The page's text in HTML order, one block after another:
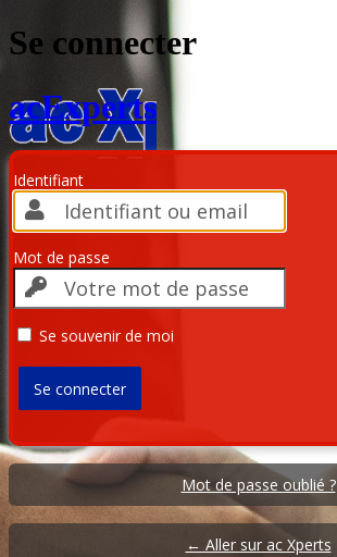
Se connecter
acExperts
Identifiant
Mot de passe
Se souvenir de moi
Mot de passe oublié ?
← Aller sur ac Xperts